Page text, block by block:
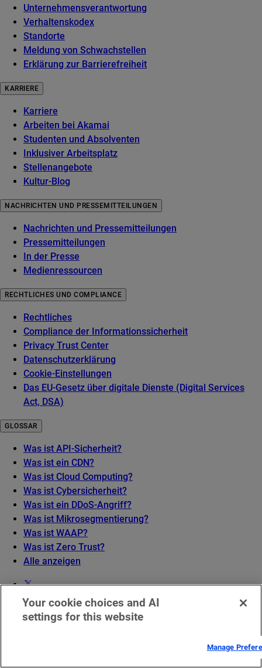
Unternehmensverantwortung
Verhaltenskodex
Standorte
Meldung von Schwachstellen
Erklärung zur Barrierefreiheit
KARRIERE
Karriere
Arbeiten bei Akamai
Studenten und Absolventen
Inklusiver Arbeitsplatz
Stellenangebote
Kultur-Blog
NACHRICHTEN UND PRESSEMITTEILUNGEN
Nachrichten und Pressemitteilungen
Pressemitteilungen
In der Presse
Medienressourcen
RECHTLICHES UND COMPLIANCE
Rechtliches
Compliance der Informationssicherheit
Privacy Trust Center
Datenschutzerklärung
Cookie-Einstellungen
Das EU-Gesetz über digitale Dienste (Digital Services
Act, DSA)
GLOSSAR
Was ist API-Sicherheit?
Was ist ein CDN?
Was ist Cloud Computing?
Was ist Cybersicherheit?
Was ist ein DDoS-Angriff?
Was ist Mikrosegmentierung?
Was ist WAAP?
Was ist Zero Trust?
Alle anzeigen
Your cookie choices and AI
settings for this website
Manage